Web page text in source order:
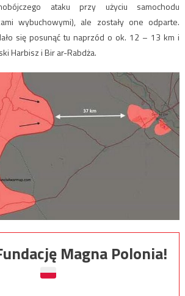
ataku przy użyciu samochodu
wybuchowymi), ale zostały one odparte.
się posunąć tu naprzód o ok. 12 – 13 km i
Harbisz i Bir ar-Rabdża.
Magna Polonia!